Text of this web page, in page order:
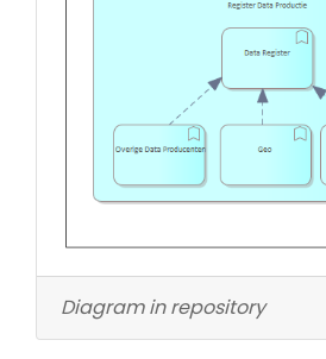
Diagram in repository